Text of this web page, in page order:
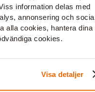
information delas med
annonsering och
alla cookies, hantera dina
cookies.
Visa detaljer